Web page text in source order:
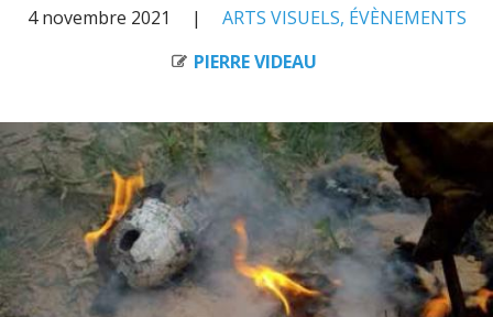
4 novembre 2021 ARTS VISUELS, ÉVÈNEMENTS
PIERRE VIDEAU